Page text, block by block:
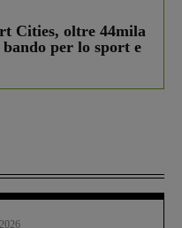
Cities, oltre 44mila
per lo sport e